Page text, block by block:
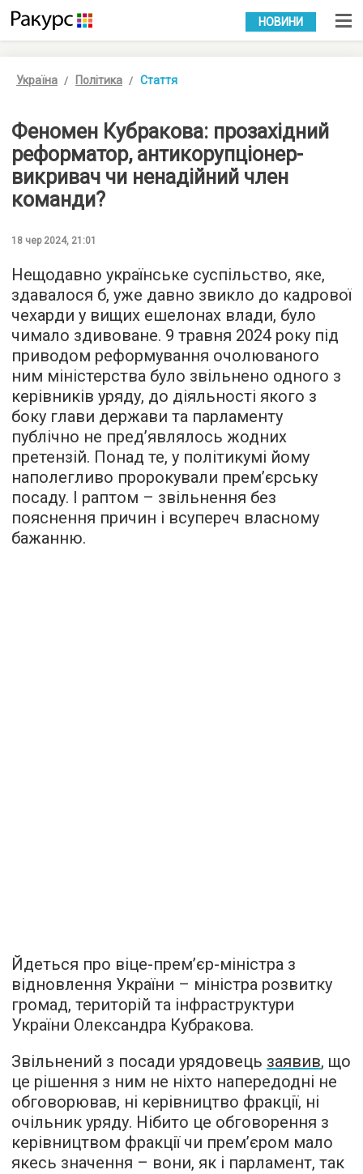
УКР РУС
НОВИНИ
Україна Політика Стаття
Феномен Кубракова: прозахідний
реформатор, антикорупціонер-
викривач чи ненадійний член
команди?
18 чер 2024, 21:01
Нещодавно українське суспільство, яке,
здавалося б, уже давно звикло до кадрової
чехарди у вищих ешелонах влади, було
чимало здивоване. 9 травня 2024 року під
приводом реформування очолюваного
ним міністерства було звільнено одного з
керівників уряду, до діяльності якого з
боку глави держави та парламенту
публічно не пред’являлось жодних
претензій. Понад те, у політикумі йому
наполегливо пророкували прем’єрську
посаду. І раптом – звільнення без
пояснення причин і всупереч власному
бажанню.
Йдеться про віце-прем’єр-міністра з
відновлення України – міністра розвитку
громад, територій та інфраструктури
України Олександра Кубракова.
Звільнений з посади урядовець заявив, що
це рішення з ним не ніхто напередодні не
обговорював, ні керівництво фракції, ні
очільник уряду. Нібито це обговорення з
керівництвом фракції чи прем’єром мало
якесь значення – вони, як і парламент, так